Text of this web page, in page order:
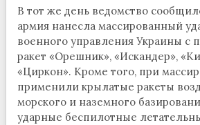
В тот же день ведомство
армия нанесла массированный
военного управления Украины с
ракет «Орешник», «Искандер»,
«Циркон». Кроме того, при
применили крылатые ракеты
морского и наземного
ударные беспилотные